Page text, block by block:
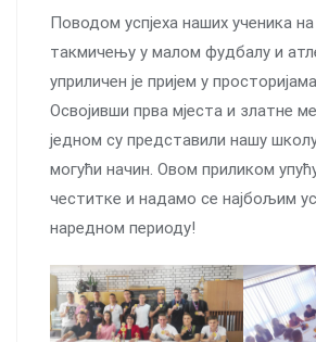
Поводом успјеха наших ученика
такмичењу у малом фудбалу и
уприличен је пријем у
Освојивши прва мјеста и златне
једном су представили нашу
могући начин. Овом приликом
честитке и надамо се најбољим
наредном периоду!